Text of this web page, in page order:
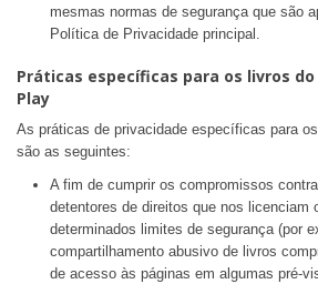
mesmas normas de segurança que são
Política de Privacidade principal.
Práticas específicas para os livros
Play
As práticas de privacidade específicas para
são as seguintes:
A fim de cumprir os compromissos
detentores de direitos que nos licenciam
determinados limites de segurança (por
compartilhamento abusivo de livros
de acesso às páginas em algumas pré-